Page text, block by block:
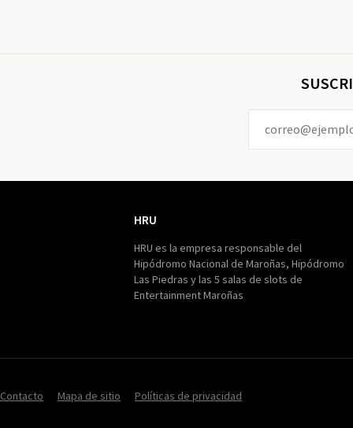
HRU
HRU es la empresa responsable del
Hipódromo Nacional de Maroñas, Hipódromo
Las Piedras y las 5 salas de slots de
Entertainment Maroñas
Contacto Mapa de sitio Políticas de privacidad